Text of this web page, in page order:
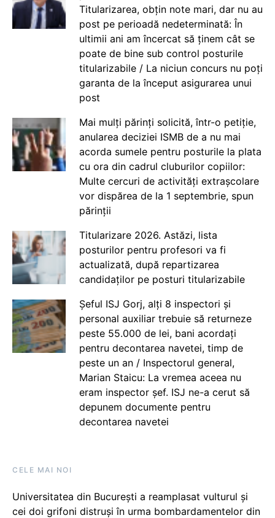
Titularizarea, obțin note mari, dar nu au
post pe perioadă nedeterminată: În
ultimii ani am încercat să ținem cât se
poate de bine sub control posturile
titularizabile / La niciun concurs nu poți
garanta de la început asigurarea unui
post
Mai mulți părinți solicită, într-o petiție,
anularea deciziei ISMB de a nu mai
acorda sumele pentru posturile la plata
cu ora din cadrul cluburilor copiilor:
Multe cercuri de activități extrașcolare
vor dispărea de la 1 septembrie, spun
părinții
Titularizare 2026. Astăzi, lista
posturilor pentru profesori va fi
actualizată, după repartizarea
candidaților pe posturi titularizabile
Șeful ISJ Gorj, alți 8 inspectori și
personal auxiliar trebuie să returneze
peste 55.000 de lei, bani acordați
pentru decontarea navetei, timp de
peste un an / Inspectorul general,
Marian Staicu: La vremea aceea nu
eram inspector șef. ISJ ne-a cerut să
depunem documente pentru
decontarea navetei
CELE MAI NOI
Universitatea din București a reamplasat vulturul și
cei doi grifoni distruși în urma bombardamentelor din